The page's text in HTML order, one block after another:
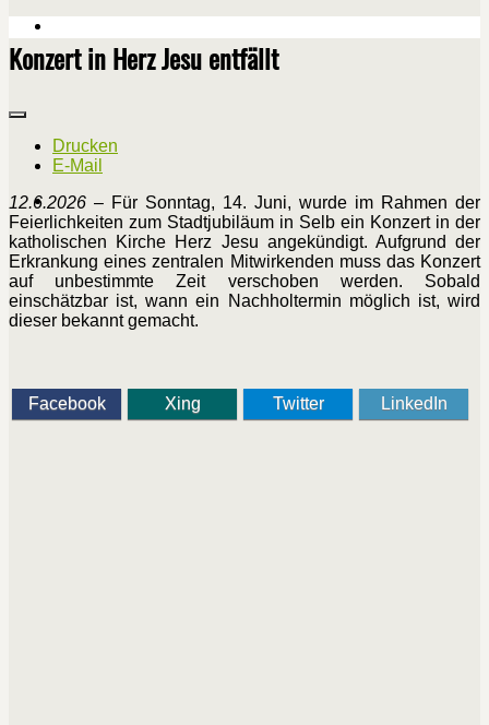
Konzert in Herz Jesu entfällt
Drucken
E-Mail
12.6.2026 – Für Sonntag, 14. Juni, wurde im Rahmen der
Feierlichkeiten zum Stadtjubiläum in Selb ein Konzert in der
katholischen Kirche Herz Jesu angekündigt. Aufgrund der
Erkrankung eines zentralen Mitwirkenden muss das Konzert
auf unbestimmte Zeit verschoben werden. Sobald
einschätzbar ist, wann ein Nachholtermin möglich ist, wird
dieser bekannt gemacht.
Facebook Xing Twitter LinkedIn